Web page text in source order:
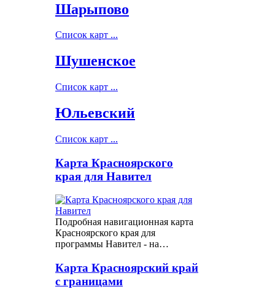
Шарыпово
Список карт ...
Шушенское
Список карт ...
Юльевский
Список карт ...
Карта Красноярского
края для Навител
Подробная навигационная карта
Красноярского края для
программы Навител - на…
Карта Красноярский край
с границами